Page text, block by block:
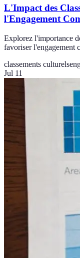
L'Impact des
l'Engagement
Explorez l'importance
favoriser l'engagement
classements culturels
Jul 11